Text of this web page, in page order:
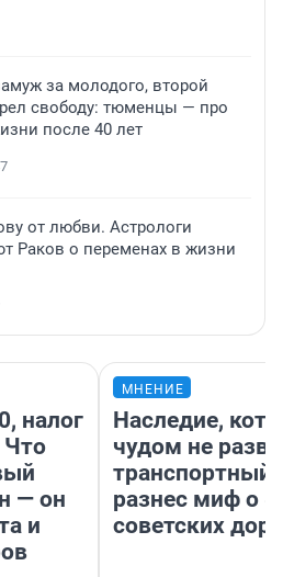
за молодого, второй
свободу: тюменцы — про
после 40 лет
от любви. Астрологи
Раков о переменах в жизни
налог
Что
— он
и
МНЕНИЕ
Наследие,
чудом не
транспортный
разнес миф о
советских